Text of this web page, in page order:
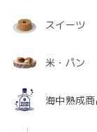
スイーツ
米・パン
海中熟成商